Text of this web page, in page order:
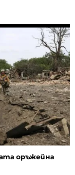
оръжейна